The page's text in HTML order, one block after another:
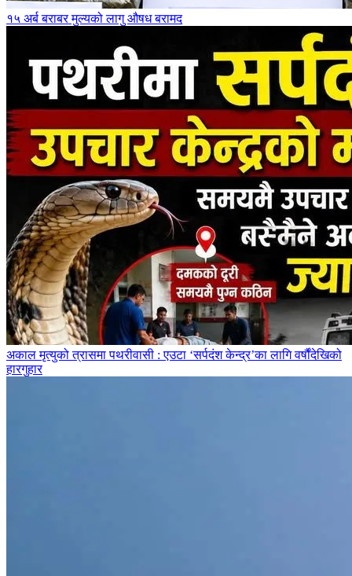
१५ अर्ब बराबर मुल्यको लागु औषध बरामद
अकाल मृत्युको त्रासमा पथरीवासी : एउटा ‘सर्पदंश केन्द्र’का लागि वर्षौंदेखिको
हारगुहार